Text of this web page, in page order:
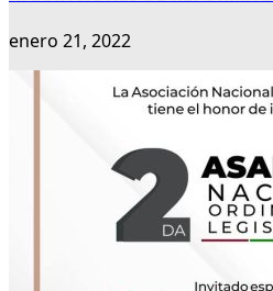
enero 21, 2022